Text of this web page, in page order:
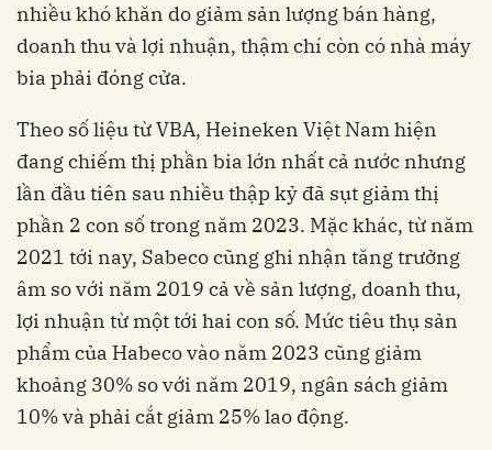
nhiều khó khăn do giảm sản lượng bán hàng,
doanh thu và lợi nhuận, thậm chí còn có nhà máy
bia phải đóng cửa.
Theo số liệu từ VBA, Heineken Việt Nam hiện
đang chiếm thị phần bia lớn nhất cả nước nhưng
lần đầu tiên sau nhiều thập kỷ đã sụt giảm thị
phần 2 con số trong năm 2023. Mặc khác, từ năm
2021 tới nay, Sabeco cũng ghi nhận tăng trưởng
âm so với năm 2019 cả về sản lượng, doanh thu,
lợi nhuận từ một tới hai con số. Mức tiêu thụ sản
phẩm của Habeco vào năm 2023 cũng giảm
khoảng 30% so với năm 2019, ngân sách giảm
10% và phải cắt giảm 25% lao động.